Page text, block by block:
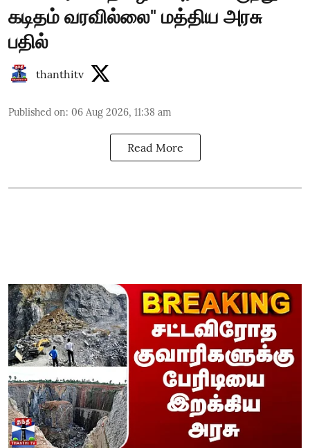
கடிதம் வரவில்லை" மத்திய அரசு
பதில்
thanthitv
Published on: 06 Aug 2026, 11:38 am
Read More